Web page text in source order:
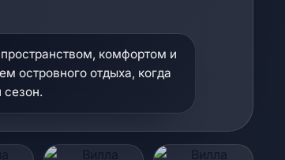
комфортом и
островного отдыха, когда
сезон.